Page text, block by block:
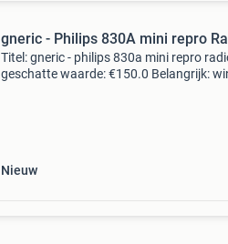
gneric - Philips 830A mini repro
Titel: gneric - philips 830a mini repro
geschatte waarde: €150.0 Belangrijk:
Nieuw